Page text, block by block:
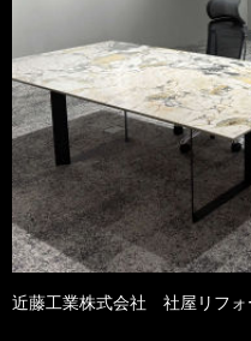
近藤工業株式会社 社屋リフォ